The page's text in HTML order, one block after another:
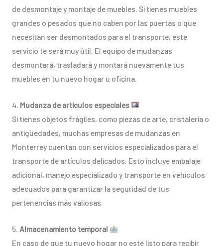
de desmontaje y montaje de muebles. Si tienes muebles
grandes o pesados que no caben por las puertas o que
necesitan ser desmontados para el transporte, este
servicio te será muy útil. El equipo de mudanzas
desmontará, trasladará y montará nuevamente tus
muebles en tu nuevo hogar u oficina.
4. Mudanza de artículos especiales
Si tienes objetos frágiles, como piezas de arte, cristalería o
antigüedades, muchas empresas de mudanzas en
Monterrey cuentan con servicios especializados para el
transporte de artículos delicados. Esto incluye embalaje
adicional, manejo especializado y transporte en vehículos
adecuados para garantizar la seguridad de tus
pertenencias más valiosas.
5. Almacenamiento temporal
En caso de que tu nuevo hogar no esté listo para recibir